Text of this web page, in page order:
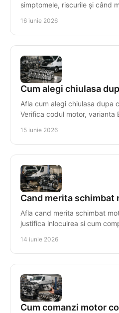
simptomele, riscurile și când
16 iunie 2026
Cum alegi chiulasa
Afla cum alegi chiulasa dupa
Verifica codul motor, varianta
15 iunie 2026
Cand merita schimbat
Afla cand merita schimbat
justifica inlocuirea si cum
14 iunie 2026
Cum comanzi motor